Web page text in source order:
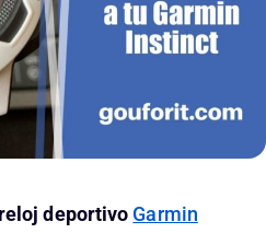
deportivo Garmin